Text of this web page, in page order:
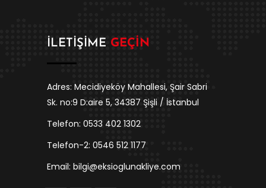
İLETIŞIME GEÇIN
Adres: Mecidiyeköy Mahallesi, Şair Sabri
Sk. no:9 D:aire 5, 34387 Şişli / İstanbul
Telefon: 0533 402 1302
Telefon-2: 0546 512 1177
Email: bilgi@eksioglunakliye.com